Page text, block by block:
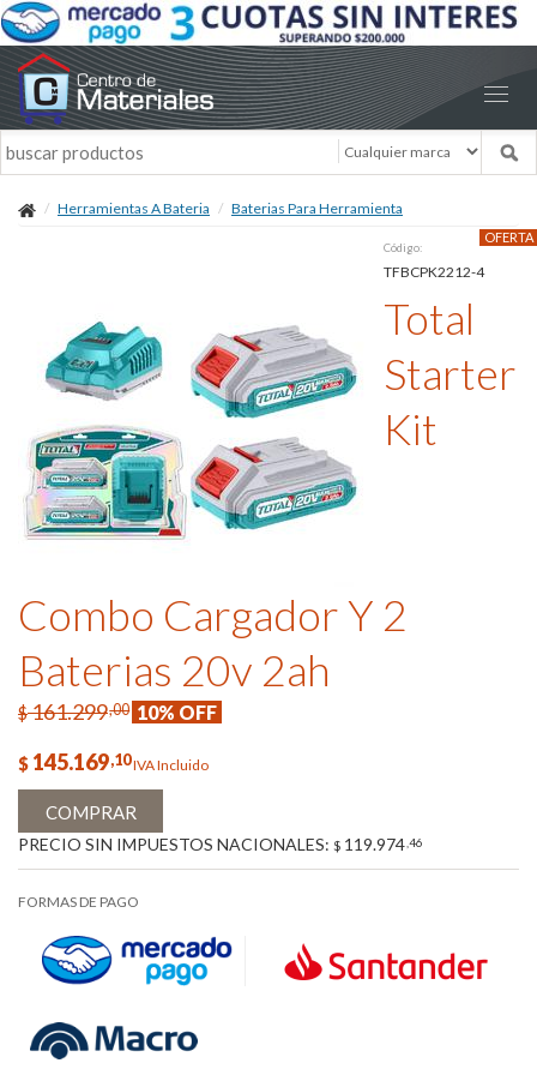
Herramientas A Bateria Baterias Para Herramienta
OFERTA
Código:
TFBCPK2212-4
Total
Starter
Kit
Combo Cargador Y 2
Baterias 20v 2ah
$161.299,00 10% OFF
$ 145.169,10IVA Incluido
COMPRAR
PRECIO SIN IMPUESTOS NACIONALES: $ 119.974 ,46
FORMAS DE PAGO